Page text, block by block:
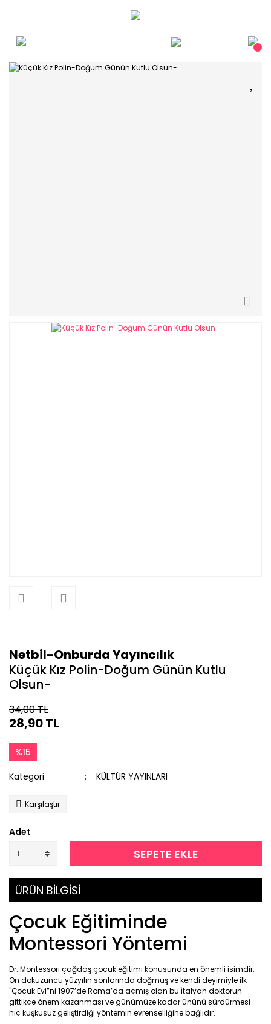
Netbil-Onburda Yayıncılık
Küçük Kız Polin-Doğum Günün Kutlu
Olsun-
34,00 TL
28,90 TL
%15
Kategori KÜLTÜR YAYINLARI
Karşılaştır
Adet
SEPETE EKLE
ÜRÜN BİLGİSİ
Çocuk Eğitiminde
Montessori Yöntemi
Dr. Montessori çağdaş çocuk eğitimi konusunda en önemli isimdir.
On dokuzuncu yüzyılın sonlarında doğmuş ve kendi deyimiyle ilk
"Çocuk Evi”ni 1907’de Roma’da açmış olan bu İtalyan doktorun
gittikçe önem kazanması ve günümüze kadar ününü sürdürmesi
hiç kuşkusuz geliştirdiği yöntemin evrenselliğine bağlıdır.